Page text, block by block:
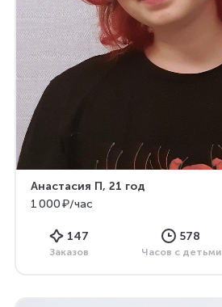
Анастасия П, 21 год
1 000 ₽/час
147
Заказов
578
Часов с детьми